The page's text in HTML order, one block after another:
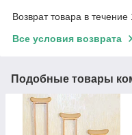
Возврат товара в
Все условия возврата
Подобные товары